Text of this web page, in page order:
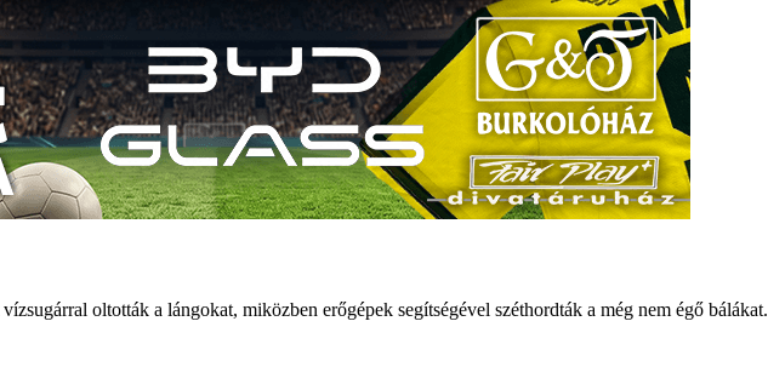
oltották a lángokat, miközben erőgépek segítségével széthordták a még nem égő bálákat.